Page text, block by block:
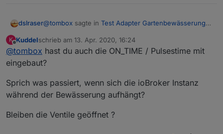
dslraser@tombox sagte in Test Adapter Gartenbewässerung
Der adapter ist eigentlich Herstellerunabhängig
Also für Gardena trifft diese Aussage "noch" nicht zu.
aber bei Gardena nicht.
Bei Gardena wird keine State auf true/false gesetzt.
Man gibt nur hier einen Wert (ein vielfaches von 60)
geschrieben habe, dann startet die Bewässerung
K
Offline
Kuddelschrieb am 13. Apr. 2020, 16:24
zuletzt editiert von
@tombox hast du auch die ON_TIME / Pulsestime mit
eingebaut?
Sprich was passiert, wenn sich die ioBroker Instanz
während der Bewässerung aufhängt?
Bleiben die Ventile geöffnet ?